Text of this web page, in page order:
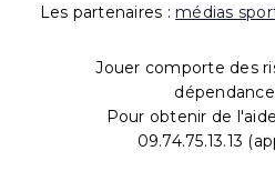
Les partenaires : médias
Jouer comporte des
Pour obtenir de
09.74.75.13.13